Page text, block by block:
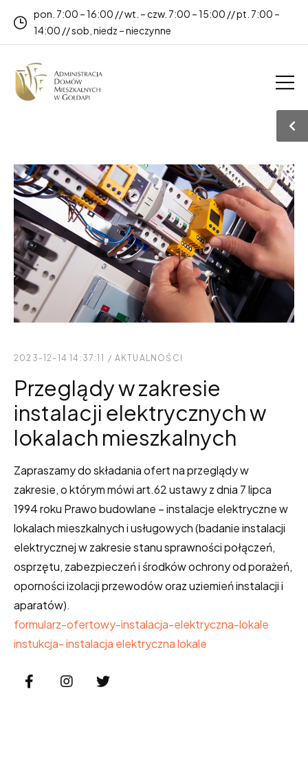
pon. 7:00 – 16:00 // wt. – czw. 7:00 – 15:00 // pt. 7:00 –
14:00 // sob, niedz – nieczynne
2023-12-14 14:37:11 / AKTUALNOŚCI
Przeglądy w zakresie
instalacji elektrycznych w
lokalach mieszkalnych
Zapraszamy do składania ofert na przeglądy w
zakresie, o którym mówi art.62 ustawy z dnia 7 lipca
1994 roku Prawo budowlane – instalacje elektryczne w
lokalach mieszkalnych i usługowych (badanie instalacji
elektrycznej w zakresie stanu sprawności połączeń,
osprzętu, zabezpieczeń i środków ochrony od porażeń,
oporności izolacji przewodów oraz uziemień instalacji i
aparatów).
formularz-ofertowy-instalacja-elektryczna-lokale
instukcja- instalacja elektryczna lokale